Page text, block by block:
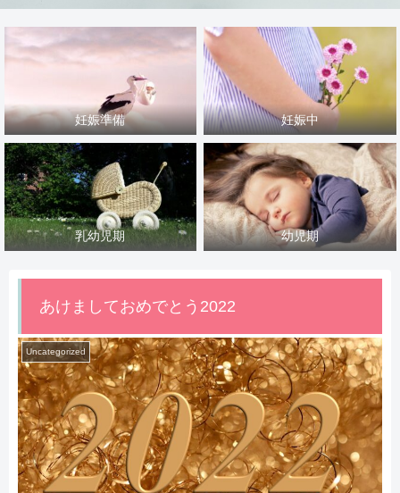
妊娠準備 妊娠中
乳幼児期 幼児期
あけましておめでとう2022
Uncategorized